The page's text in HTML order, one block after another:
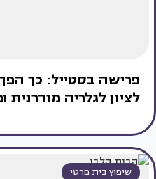
פרישה בסטייל: כך
לציון לגלריה מודרנית
שיפוץ בית פרטי